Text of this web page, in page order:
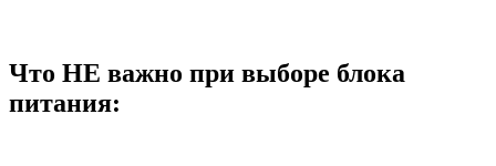
Что НЕ важно при выборе блока
питания: